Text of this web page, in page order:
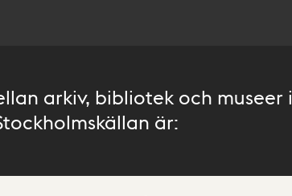
arkiv, bibliotek och museer i
är: